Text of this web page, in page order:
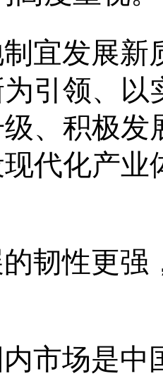
宜发展新
引领、以
、积极发
代化产业
韧性更强
市场是中